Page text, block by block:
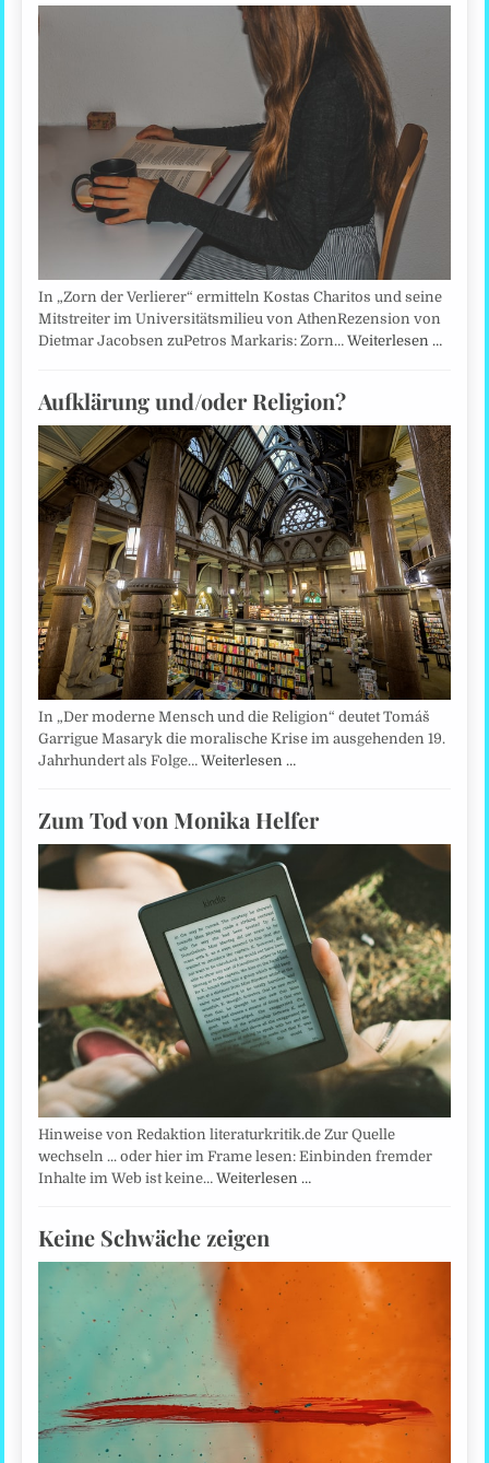
In „Zorn der Verlierer“ ermitteln Kostas Charitos und seine
Mitstreiter im Universitätsmilieu von AthenRezension von
Dietmar Jacobsen zuPetros Markaris: Zorn…Weiterlesen …
Aufklärung und/oder Religion?
In „Der moderne Mensch und die Religion“ deutet Tomáš
Garrigue Masaryk die moralische Krise im ausgehenden 19.
Jahrhundert als Folge…Weiterlesen …
Zum Tod von Monika Helfer
Hinweise von Redaktion literaturkritik.de Zur Quelle
wechseln ... oder hier im Frame lesen: Einbinden fremder
Inhalte im Web ist keine…Weiterlesen …
Keine Schwäche zeigen